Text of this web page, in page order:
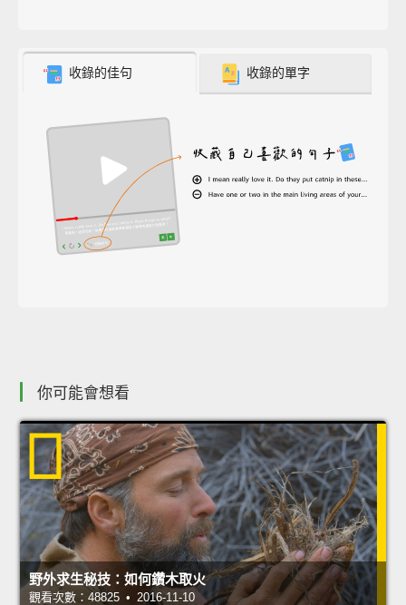
收錄的佳句 收錄的單字
你可能會想看
野外求生秘技：如何鑽木取火
觀看次數：48825 • 2016-11-10